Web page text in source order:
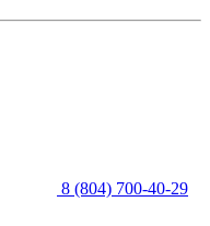
8 (804) 700-40-29